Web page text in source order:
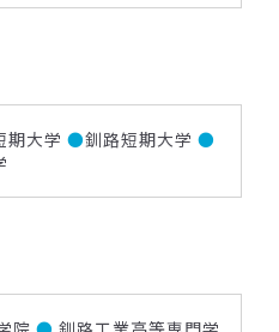
期大学●釧路短期大学 ●